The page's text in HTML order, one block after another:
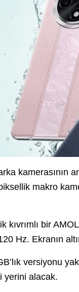
kamerasının
makro
kıvrımlı bir
Hz. Ekranın
versiyonu
yerini alacak.